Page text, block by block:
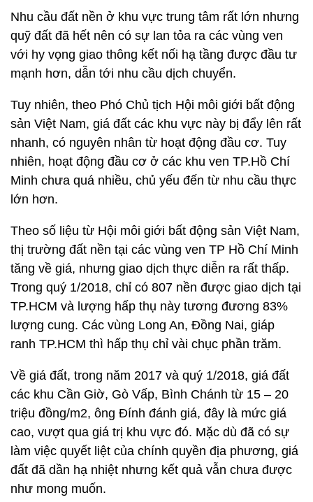
Nhu cầu đất nền ở khu vực trung tâm rất lớn nhưng
quỹ đất đã hết nên có sự lan tỏa ra các vùng ven
với hy vọng giao thông kết nối hạ tầng được đầu tư
mạnh hơn, dẫn tới nhu cầu dịch chuyển.
Tuy nhiên, theo Phó Chủ tịch Hội môi giới bất động
sản Việt Nam, giá đất các khu vực này bị đẩy lên rất
nhanh, có nguyên nhân từ hoạt động đầu cơ. Tuy
nhiên, hoạt động đầu cơ ở các khu ven TP.Hồ Chí
Minh chưa quá nhiều, chủ yếu đến từ nhu cầu thực
lớn hơn.
Theo số liệu từ Hội môi giới bất động sản Việt Nam,
thị trường đất nền tại các vùng ven TP Hồ Chí Minh
tăng về giá, nhưng giao dịch thực diễn ra rất thấp.
Trong quý 1/2018, chỉ có 807 nền được giao dịch tại
TP.HCM và lượng hấp thụ này tương đương 83%
lượng cung. Các vùng Long An, Đồng Nai, giáp
ranh TP.HCM thì hấp thụ chỉ vài chục phần trăm.
Về giá đất, trong năm 2017 và quý 1/2018, giá đất
các khu Cần Giờ, Gò Vấp, Bình Chánh từ 15 – 20
triệu đồng/m2, ông Đính đánh giá, đây là mức giá
cao, vượt qua giá trị khu vực đó. Mặc dù đã có sự
làm việc quyết liệt của chính quyền địa phương, giá
đất đã dần hạ nhiệt nhưng kết quả vẫn chưa được
như mong muốn.